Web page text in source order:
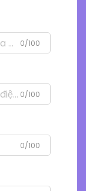
0/100
0/100
0/100